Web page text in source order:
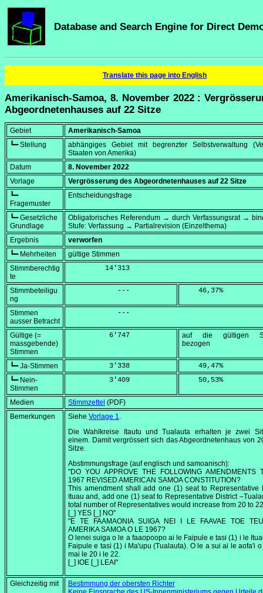
Database and Search Engine for Direct
Translate this page into English
Amerikanisch-Samoa, 8. November 2022 :
Abgeordnetenhauses auf 22 Sitze
Gebiet
Amerikanisch-Samoa
┗━ Stellung
abhängiges Gebiet mit begrenzter Selbstverwaltung
Staaten von Amerika)
Datum
8. November 2022
Vorlage
Vergrösserung des Abgeordnetenhauses auf 22 Sitze
┗━
Fragemuster
Entscheidungsfrage
┗━ Gesetzliche
Grundlage
Obligatorisches Referendum → durch Verfassungsrat →
Stufe: Verfassung → Partialrevision (Einzelthema)
Ergebnis
verworfen
┗━ Mehrheiten
gültige Stimmen
Stimmberechtig
te
         14'313
Stimmbeteiligu
ng
            ---
    46,37
%
Stimmen
ausser Betracht
            ---
Gültige (=
massgebende)
Stimmen
          6'747
auf die gültigen
bezogen
┗━ Ja-Stimmen
          3'338
    49,47
%
┗━ Nein-
Stimmen
          3'409
    50,53
%
Medien Stimmzettel (PDF)
Bemerkungen
Siehe Vorlage 1.
Die Wahlkreise Itautu und Tualauta erhalten je zwei
einem. Damit vergrössert sich das Abgeordnetenhaus von
Sitze.
Abstimmungsfrage (auf englisch und samoanisch):
"DO YOU APPROVE THE FOLLOWING AMENDMENTS
1967 REVISED AMERICAN SAMOA CONSTITUTION?
This amendment shall add one (1) seat to Representative
Ituau and, add one (1) seat to Representative District
total number of Representatives would increase from 20 to
[_] YES [_] NO"
"E TE FAAMAONIA SUIGA NEI I LE FAAVAE TOE
AMERIKA SAMOA O LE 1967?
O lenei suiga o le a faaopoopo ai le Faipule e tasi (1) i le
Faipule e tasi (1) i Ma'upu (Tualauta). O le a sui ai le aofa'i
mai le 20 i le 22.
[_] IOE [_] LEAI"
Gleichzeitig mit
Bestimmung der obersten Richter